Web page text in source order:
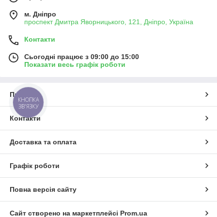
м. Дніпро
проспект Дмитра Яворницького, 121, Дніпро, Україна
Контакти
Сьогодні працює з 09:00 до 15:00
Показати весь графік роботи
Про нас
Контакти
Доставка та оплата
Графік роботи
Повна версія сайту
Сайт створено на маркетплейсі Prom.ua
КНОПКА
ЗВ'ЯЗКУ